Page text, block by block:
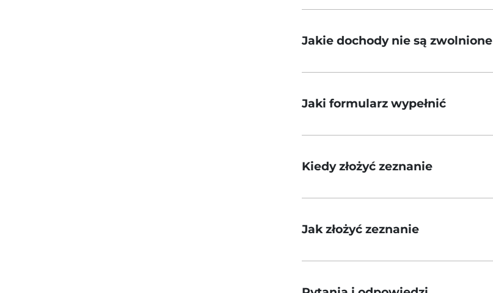
Jakie dochody nie są zwolnione
Jaki formularz wypełnić
Kiedy złożyć zeznanie
Jak złożyć zeznanie